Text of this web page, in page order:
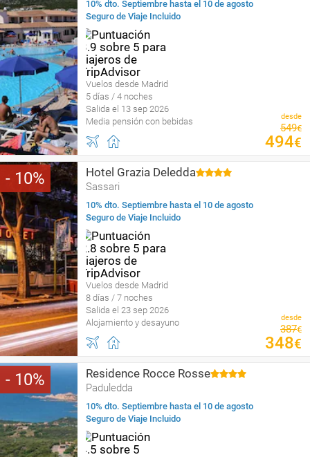
10% dto. Septiembre hasta el 10 de agosto
Seguro de Viaje Incluido
Vuelos desde Madrid
5 días / 4 noches
Salida el 13 sep 2026
Media pensión con bebidas
desde
549€
494€
10 Hotel Grazia Deledda
Sassari
10% dto. Septiembre hasta el 10 de agosto
Seguro de Viaje Incluido
Vuelos desde Madrid
8 días / 7 noches
Salida el 23 sep 2026
Alojamiento y desayuno
desde
387€
348€
10 Residence Rocce Rosse
Paduledda
10% dto. Septiembre hasta el 10 de agosto
Seguro de Viaje Incluido